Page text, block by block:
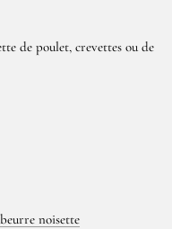
de poulet, crevettes ou de
noisette